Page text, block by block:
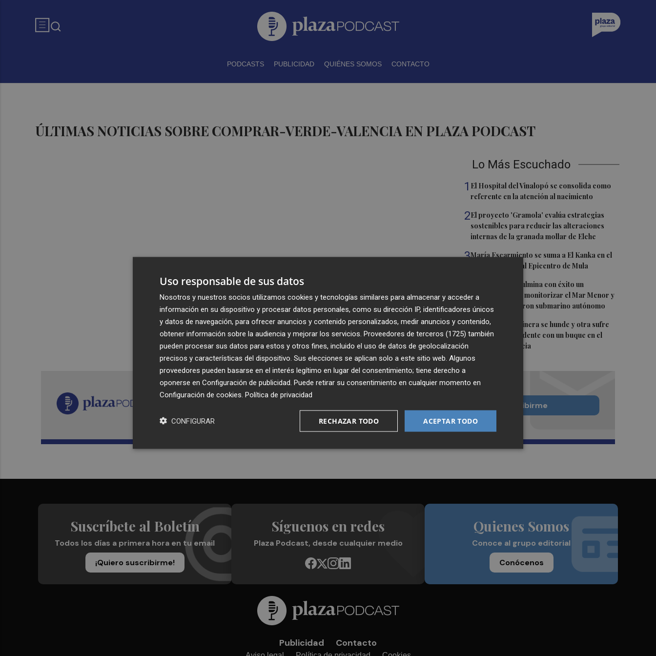
PODCASTS PUBLICIDAD QUIÉNES SOMOS CONTACTO
ÚLTIMAS NOTICIAS SOBRE COMPRAR-VERDE-VALENCIA EN PLAZA PODCAST
Lo Más Escuchado
1 El Hospital del Vinalopó se consolida como
referente en la atención al nacimiento
2El proyecto 'Gramola' evalúa estrategias
sostenibles para reducir las alteraciones
internas de la granada mollar de Elche
3María Escarmiento se suma a El Kanka en el
cartel del festival Epicentro de Mula
UPCT Makers culmina con éxito un
catamarán para monitorizar el Mar Menor y
ya prepara un dron submarino autónomo
5Una batea clochinera se hunde y otra sufre
daños en un incidente con un buque en el
puerto de Valencia
Recibe toda la actualidad de
Plaza Podcast en tu correo
Quiero suscribirme
Suscríbete al Boletín
Todos los días a primera hora en tu email
¡Quiero suscribirme!
Síguenos en redes
Plaza Podcast, desde cualquier medio
Quienes Somos
Conoce al grupo editorial
Conócenos
Publicidad Contacto
Uso responsable de sus datos
Nosotros y nuestros socios utilizamos cookies y tecnologías similares para almacenar y acceder a
información en su dispositivo y procesar datos personales, como su dirección IP, identificadores únicos
y datos de navegación, para ofrecer anuncios y contenido personalizados, medir anuncios y contenido,
obtener información sobre la audiencia y mejorar los servicios. Proveedores de terceros (1725) también
pueden procesar sus datos para estos y otros fines, incluido el uso de datos de geolocalización
precisos y características del dispositivo. Sus elecciones se aplican solo a este sitio web. Algunos
proveedores pueden basarse en el interés legítimo en lugar del consentimiento; tiene derecho a
oponerse en Configuración de publicidad . Puede retirar su consentimiento en cualquier momento en
Configuración de cookies Política de privacidad
ACEPTAR TODO
RECHAZAR TODO
CONFIGURAR